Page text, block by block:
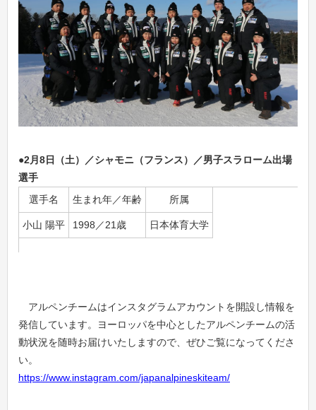
●2月8日（土）／シャモニ（フランス）／男子スラローム出場
選手
選手名
生まれ年／年齢 所属
小山 陽平 1998／21歳 日本体育大学
アルペンチームはインスタグラムアカウントを開設し情報を
発信しています。ヨーロッパを中心としたアルペンチームの活
動状況を随時お届けいたしますので、ぜひご覧になってくださ
い。
https://www.instagram.com/japanalpineskiteam/